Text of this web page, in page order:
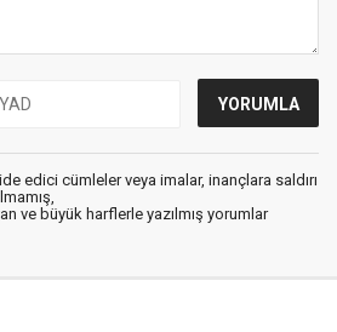
edici cümleler veya imalar, inançlara saldırı
ve büyük harflerle yazılmış yorumlar